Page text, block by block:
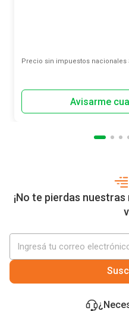
Precio sin impuestos nacionales
¡No te pierdas